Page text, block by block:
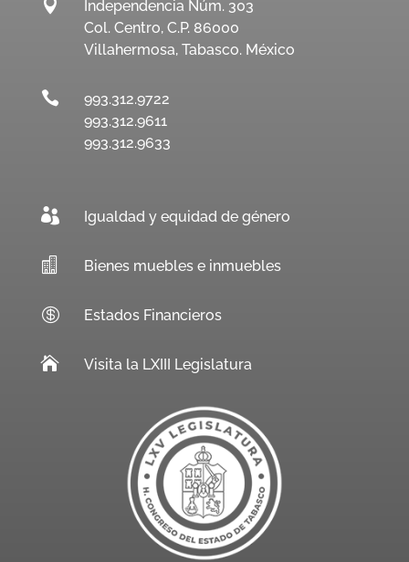

Independencia Núm. 303
Col. Centro, C.P. 86000
Villahermosa, Tabasco. México

993.312.9722
993.312.9611
993.312.9633
 Igualdad y equidad de género
 Bienes muebles e inmuebles
 Estados Financieros
 Visita la LXIII Legislatura